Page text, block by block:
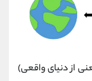
از دنیای واقعی)